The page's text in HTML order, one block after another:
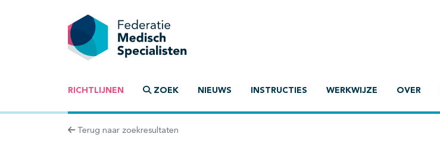
RICHTLIJNEN ZOEK NIEUWS INSTRUCTIES WERKWIJZE OVER
Terug naar zoekresultaten